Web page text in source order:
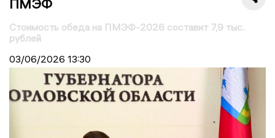
ПМЭФ
Стоимость обеда на ПМЭФ-2026 составит 7,9 тыс.
рублей
03/06/2026 13:30